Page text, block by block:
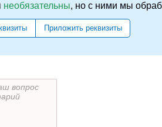
необязательны, но с ними мы
Приложить реквизиты